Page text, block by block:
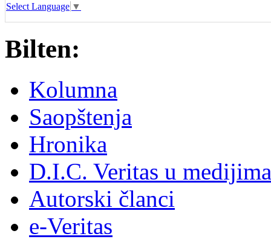
Select Language ▼
Bilten:
Kolumna
Saopštenja
Hronika
D.I.C. Veritas u medijima
Autorski članci
e-Veritas